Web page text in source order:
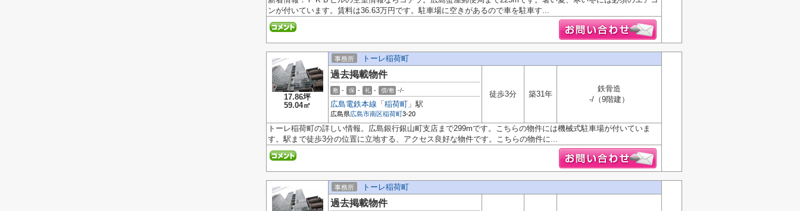
ンが付いています。賃料は36.63万円です。駐車場に空きがあるので車を駐車す...
17.86坪
59.04㎡
事務所 トーレ稲荷町
過去掲載物件
敷 - 保 - 礼 - 償/敷 -/-
広島電鉄本線 「 稲荷町 」駅
広島県広島市南区稲荷町3-20
徒歩3分 築31年
鉄骨造
-/（9階建）
トーレ稲荷町の詳しい情報。広島銀行銀山町支店まで299mです。こちらの物件には機械式駐車場が付いていま
す。駅まで徒歩3分の位置に立地する、アクセス良好な物件です。こちらの物件に...
事務所 トーレ稲荷町
過去掲載物件